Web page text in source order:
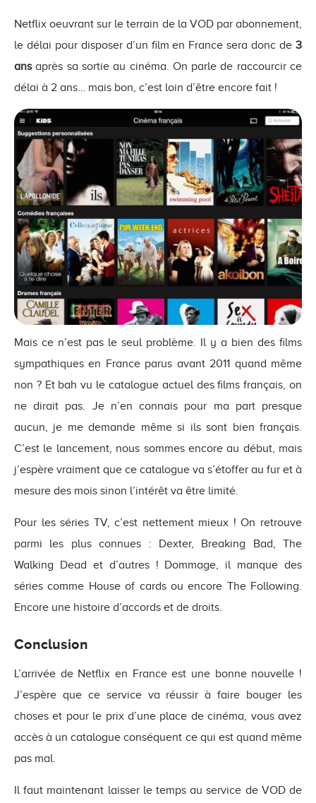
Netflix oeuvrant sur le terrain de la VOD par abonnement,
le délai pour disposer d’un film en France sera donc de 3
ansaprès sa sortie au cinéma. On parle de raccourcir ce
délai à 2 ans… mais bon, c’est loin d’être encore fait !
Mais ce n’est pas le seul problème. Il y a bien des films
sympathiques en France parus avant 2011 quand même
non ? Et bah vu le catalogue actuel des films français, on
ne dirait pas. Je n’en connais pour ma part presque
aucun, je me demande même si ils sont bien français.
C’est le lancement, nous sommes encore au début, mais
j’espère vraiment que ce catalogue va s’étoffer au fur et à
mesure des mois sinon l’intérêt va être limité.
Pour les séries TV, c’est nettement mieux ! On retrouve
parmi les plus connues : Dexter, Breaking Bad, The
Walking Dead et d’autres ! Dommage, il manque des
séries comme House of cards ou encore The Following.
Encore une histoire d’accords et de droits.
Conclusion
L’arrivée de Netflix en France est une bonne nouvelle !
J’espère que ce service va réussir à faire bouger les
choses et pour le prix d’une place de cinéma, vous avez
accès à un catalogue conséquent ce qui est quand même
pas mal.
Il faut maintenant laisser le temps au service de VOD de